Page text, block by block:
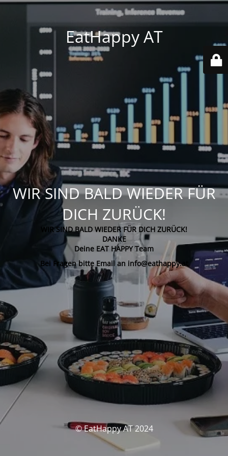
EatHappy AT
WIR SIND BALD WIEDER FÜR
DICH ZURÜCK!
WIR SIND BALD WIEDER FÜR DICH ZURÜCK!
DANKE
Deine EAT HAPPY Team
Bei Fragen bitte Email an info@eathappy.at
© EatHappy AT 2024